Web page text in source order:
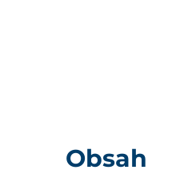
Obsah